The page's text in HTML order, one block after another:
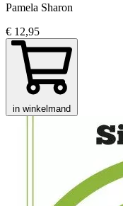
Pamela Sharon
€ 12,95
in winkelmand